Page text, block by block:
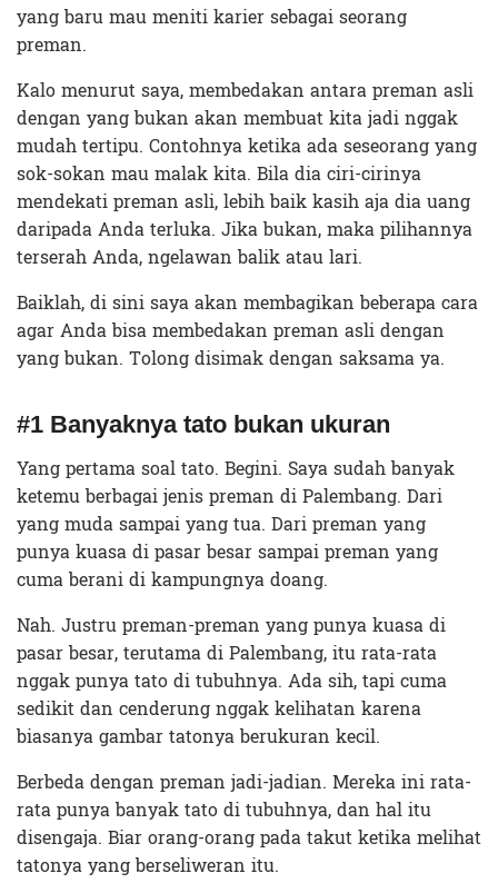
yang baru mau meniti karier sebagai seorang
preman.
Kalo menurut saya, membedakan antara preman asli
dengan yang bukan akan membuat kita jadi nggak
mudah tertipu. Contohnya ketika ada seseorang yang
sok-sokan mau malak kita. Bila dia ciri-cirinya
mendekati preman asli, lebih baik kasih aja dia uang
daripada Anda terluka. Jika bukan, maka pilihannya
terserah Anda, ngelawan balik atau lari.
Baiklah, di sini saya akan membagikan beberapa cara
agar Anda bisa membedakan preman asli dengan
yang bukan. Tolong disimak dengan saksama ya.
#1 Banyaknya tato bukan ukuran
Yang pertama soal tato. Begini. Saya sudah banyak
ketemu berbagai jenis preman di Palembang. Dari
yang muda sampai yang tua. Dari preman yang
punya kuasa di pasar besar sampai preman yang
cuma berani di kampungnya doang.
Nah. Justru preman-preman yang punya kuasa di
pasar besar, terutama di Palembang, itu rata-rata
nggak punya tato di tubuhnya. Ada sih, tapi cuma
sedikit dan cenderung nggak kelihatan karena
biasanya gambar tatonya berukuran kecil.
Berbeda dengan preman jadi-jadian. Mereka ini rata-
rata punya banyak tato di tubuhnya, dan hal itu
disengaja. Biar orang-orang pada takut ketika melihat
tatonya yang berseliweran itu.